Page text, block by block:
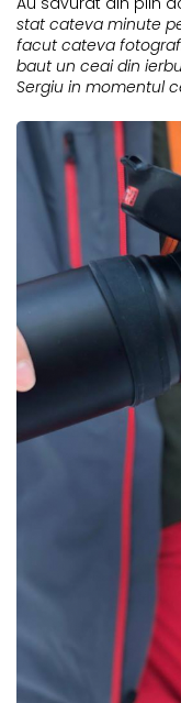
stat cateva minute
facut cateva
baut un ceai din
Sergiu in momentul